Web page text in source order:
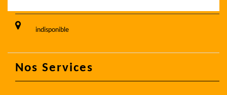
indisponible
Nos Services